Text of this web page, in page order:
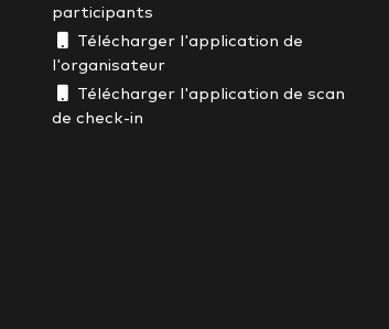
participants
Télécharger l'application de
l'organisateur
Télécharger l'application de scan
de check-in